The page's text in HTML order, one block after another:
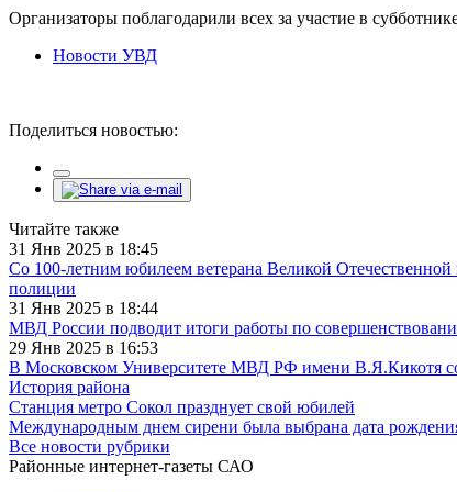
Организаторы поблагодарили всех за участие в
Новости УВД
Поделиться новостью:
Читайте также
31 Янв 2025 в 18:45
Со 100-летним юбилеем ветерана Великой
полиции
31 Янв 2025 в 18:44
МВД России подводит итоги работы по
29 Янв 2025 в 16:53
В Московском Университете МВД РФ имени В.Я.Кикотя
История района
Станция метро Сокол празднует свой юбилей
Международным днем сирени была выбрана дата
Все новости рубрики
Районные интернет-газеты САО